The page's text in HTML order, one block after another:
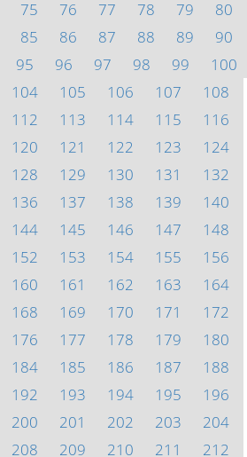
75 76 77 78 79
80
85 86 87 88 89
90
95 96 97 98 99
100
104 105 106 107
108
112 113 114 115
116
120 121 122 123
124
128 129 130 131
132
136 137 138 139
140
144 145 146 147
148
152 153 154 155
156
160 161 162 163
164
168 169 170 171
172
176 177 178 179
180
184 185 186 187
188
192 193 194 195
196
200 201 202 203
204
208 209 210 211 212